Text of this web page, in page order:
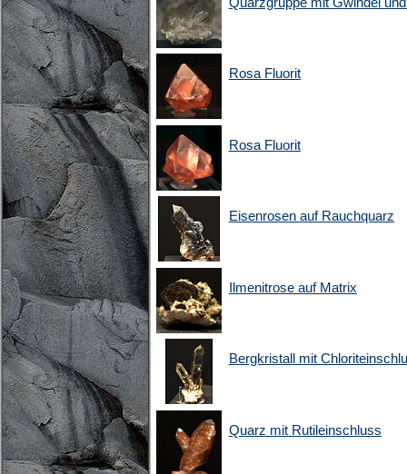
Rosa Fluorit
Rosa Fluorit
Eisenrosen auf Rauchquarz
Ilmenitrose auf Matrix
Bergkristall mit
Quarz mit Rutileinschluss